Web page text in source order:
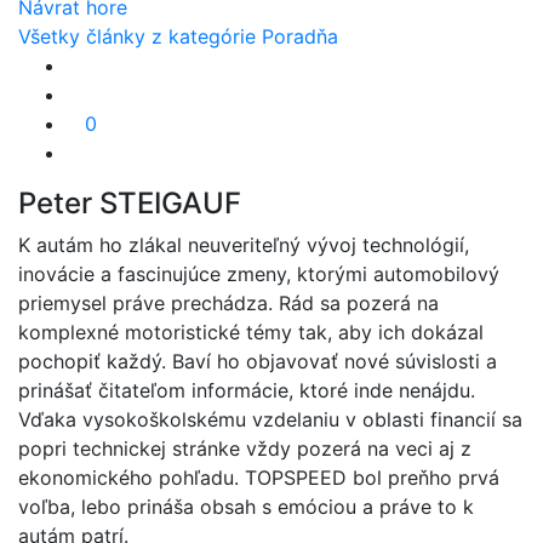
Návrat hore
Všetky články z kategórie Poradňa
0
Peter STEIGAUF
K autám ho zlákal neuveriteľný vývoj technológií,
inovácie a fascinujúce zmeny, ktorými automobilový
priemysel práve prechádza. Rád sa pozerá na
komplexné motoristické témy tak, aby ich dokázal
pochopiť každý. Baví ho objavovať nové súvislosti a
prinášať čitateľom informácie, ktoré inde nenájdu.
Vďaka vysokoškolskému vzdelaniu v oblasti financií sa
popri technickej stránke vždy pozerá na veci aj z
ekonomického pohľadu. TOPSPEED bol preňho prvá
voľba, lebo prináša obsah s emóciou a práve to k
autám patrí.